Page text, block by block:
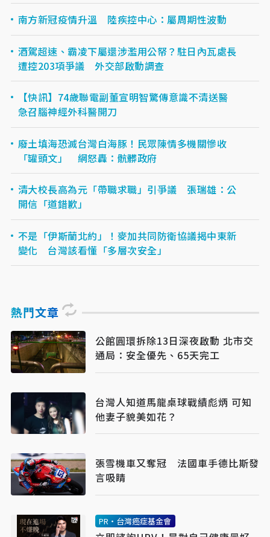
南方新冠疫情升溫 陸疾控中心：屬周期性波動
酒駕超速、霸凌下屬還涉濫用公帑？駐日內瓦處長
遭控203項爭議 外交部啟動調查
【快訊】74歲聯電副董宣明智驚傳意識不清送醫
急召腦神經外科醫開刀
廢土填海恐滅台灣白海豚！民眾陳情多機關慘收
「罐頭文」 網怒轟：骯髒政府
清大校長高為元「帶職求職」引爭議 張瑞雄：公
開信「道錯歉」
不是「伊斯蘭北約」！麥加共同防衛協議揭中東新
變化 台灣該看懂「多層次安全」
熱門文章
公館圓環拆除13日深夜啟動 北市交
通局：安全優先、65天完工
台灣人知道馬龍桌球戰績彪炳 可知
他妻子貌美如花？
張雪機車又奪冠 法國車手德比斯發
言吸睛
PR・台灣癌症基金會